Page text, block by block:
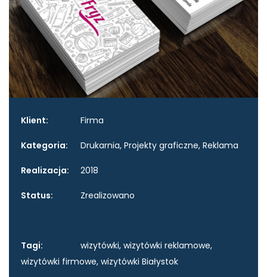
Klient: Firma
Kategoria: Drukarnia, Projekty graficzne, Reklama
Realizacja: 2018
Status: Zrealizowano
Tagi:
wizytówki, wizytówki reklamowe,
wizytówki firmowe, wizytówki Białystok